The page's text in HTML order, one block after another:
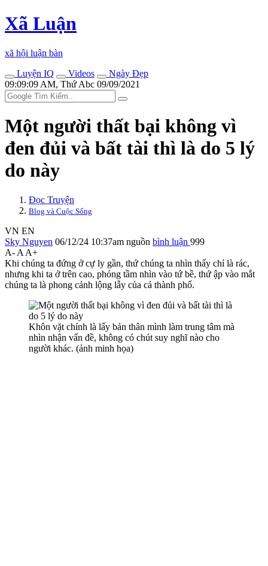
Xã Luận
xã hội luận bàn
Luyện IQ
Videos
Ngày Đẹp
09:09:09 AM, Thứ Abc 09/09/2021
Một người thất bại không vì
đen đủi và bất tài thì là do 5 lý
do này
Đọc Truyện
Blog và Cuộc Sống
VN EN
Sky Nguyen 06/12/24 10:37am nguồn bình luận 999
A- A A+
Khi chúng ta đứng ở cự ly gần, thứ chúng ta nhìn thấy chỉ là rác,
nhưng khi ta ở trên cao, phóng tầm nhìn vào tứ bề, thứ ập vào mắt
chúng ta là phong cảnh lộng lẫy của cả thành phố.
Khôn vặt chính là lấy bản thân mình làm trung tâm mà
nhìn nhận vấn đề, không có chút suy nghĩ nào cho
người khác. (ảnh minh họa)